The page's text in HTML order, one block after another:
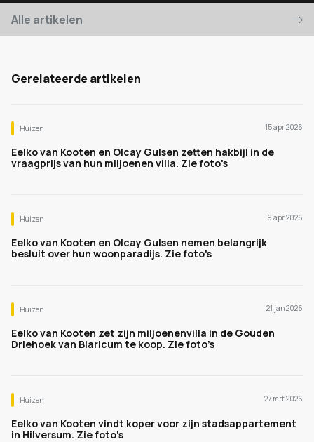
Alle artikelen
Gerelateerde artikelen
Huizen 15 apr 2026
Eelko van Kooten en Olcay Gulsen zetten hakbijl in de
vraagprijs van hun miljoenen villa. Zie foto's
Huizen 9 apr 2026
Eelko van Kooten en Olcay Gulsen nemen belangrijk
besluit over hun woonparadijs. Zie foto's
Huizen 21 jan 2026
Eelko van Kooten zet zijn miljoenenvilla in de Gouden
Driehoek van Blaricum te koop. Zie foto’s
Huizen 27 mrt 2026
Eelko van Kooten vindt koper voor zijn stadsappartement
in Hilversum. Zie foto's